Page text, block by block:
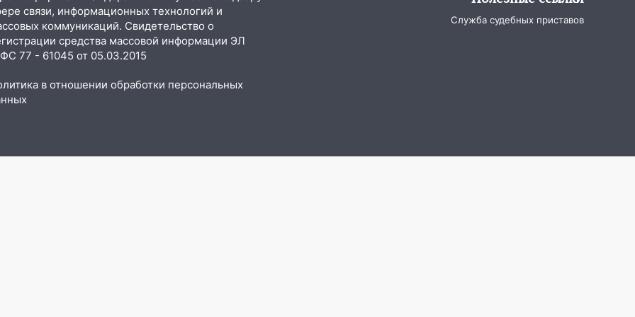
связи, информационных технологий и
коммуникаций. Свидетельство о
средства массовой информации ЭЛ
77 - 61045 от 05.03.2015
в отношении обработки персональных
Служба судебных приставов